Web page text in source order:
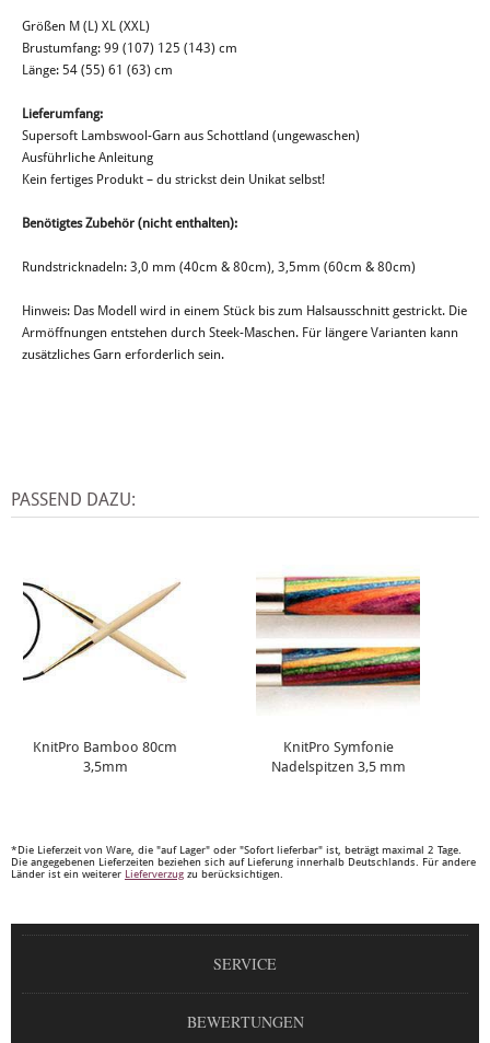
Größen M (L) XL (XXL)
Brustumfang: 99 (107) 125 (143) cm
Länge: 54 (55) 61 (63) cm
Lieferumfang:
Supersoft Lambswool-Garn aus Schottland (ungewaschen)
Ausführliche Anleitung
Kein fertiges Produkt – du strickst dein Unikat selbst!
Benötigtes Zubehör (nicht enthalten):
Rundstricknadeln: 3,0 mm (40cm & 80cm), 3,5mm (60cm & 80cm)
Hinweis: Das Modell wird in einem Stück bis zum Halsausschnitt gestrickt. Die
Armöffnungen entstehen durch Steek-Maschen. Für längere Varianten kann
zusätzliches Garn erforderlich sein.
PASSEND DAZU:
KnitPro Bamboo 80cm
3,5mm
KnitPro Symfonie
Nadelspitzen 3,5 mm
*Die Lieferzeit von Ware, die "auf Lager" oder "Sofort lieferbar" ist, beträgt maximal 2 Tage.
Die angegebenen Lieferzeiten beziehen sich auf Lieferung innerhalb Deutschlands. Für andere
Länder ist ein weiterer Lieferverzug zu berücksichtigen.
SERVICE
BEWERTUNGEN